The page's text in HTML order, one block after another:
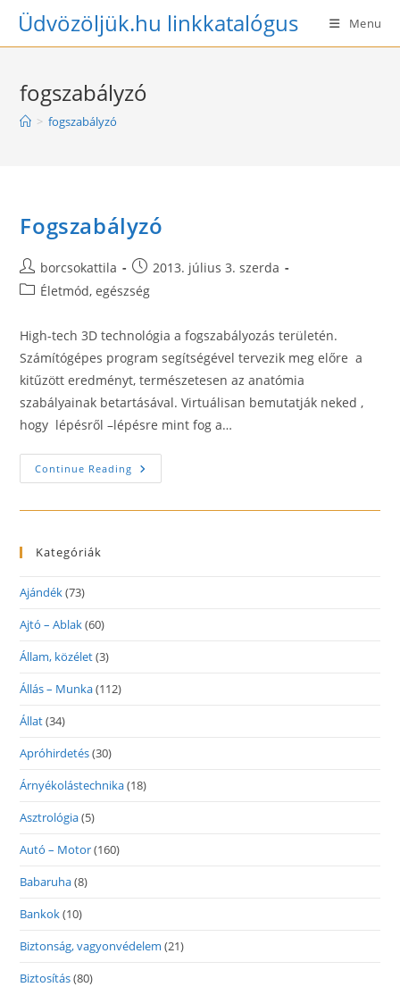
SkipÜdvözöljük.hu linkkatalógus Menu
fogszabályzó
> fogszabályzó
Fogszabályzó
Post
author:
borcsokattila
Post
published:
2013. július 3. szerda
PostÉletmód, egészség
High-tech 3D technológia a fogszabályozás területén.
Számítógépes program segítségével tervezik meg előre a
kitűzött eredményt, természetesen az anatómia
szabályainak betartásával. Virtuálisan bemutatják neked ,
hogy lépésről –lépésre mint fog a…
Continue Reading Fogszabályzó
Kategóriák
Ajándék(73)
Ajtó – Ablak(60)
Állam, közélet(3)
Állás – Munka(112)
Állat(34)
Apróhirdetés(30)
Árnyékolástechnika(18)
Asztrológia(5)
Autó – Motor(160)
Babaruha(8)
Bankok(10)
Biztonság, vagyonvédelem (21)
Biztosítás(80)